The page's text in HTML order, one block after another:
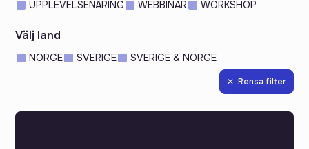
UPPLEVELSENÄRING
WEBBINAR WORKSHOP
Välj land
NORGE SVERIGE SVERIGE & NORGE
✕ Rensa filter